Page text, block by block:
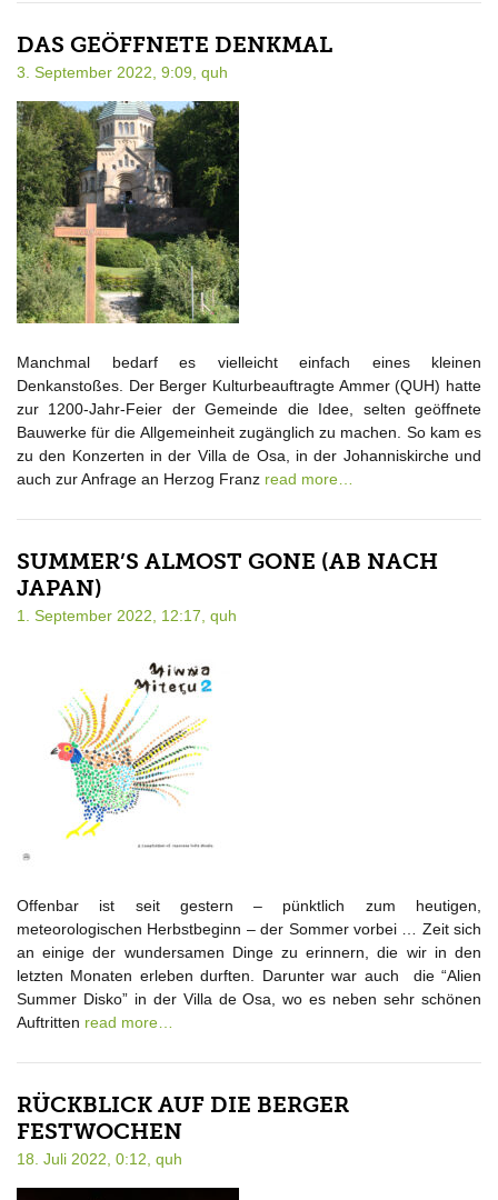
DAS GEÖFFNETE DENKMAL
3. September 2022, 9:09, quh
Manchmal bedarf es vielleicht einfach eines kleinen
Denkanstoßes. Der Berger Kulturbeauftragte Ammer (QUH) hatte
zur 1200-Jahr-Feier der Gemeinde die Idee, selten geöffnete
Bauwerke für die Allgemeinheit zugänglich zu machen. So kam es
zu den Konzerten in der Villa de Osa, in der Johanniskirche und
auch zur Anfrage an Herzog Franz read more…
SUMMER’S ALMOST GONE (AB NACH
JAPAN)
1. September 2022, 12:17, quh
Offenbar ist seit gestern – pünktlich zum heutigen,
meteorologischen Herbstbeginn – der Sommer vorbei … Zeit sich
an einige der wundersamen Dinge zu erinnern, die wir in den
letzten Monaten erleben durften. Darunter war auch die “Alien
Summer Disko” in der Villa de Osa, wo es neben sehr schönen
Auftritten read more…
RÜCKBLICK AUF DIE BERGER
FESTWOCHEN
18. Juli 2022, 0:12, quh